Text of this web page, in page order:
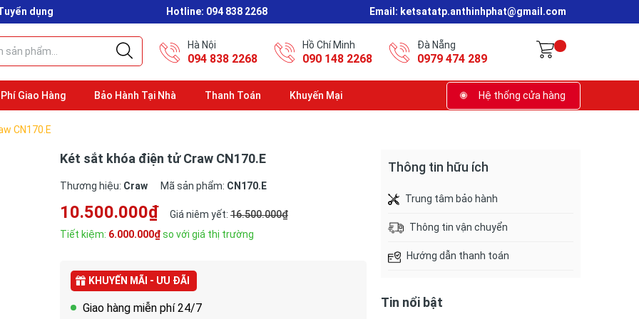
dụng Hotline: 094 838 2268 Email: ketsatatp.anthinhphat@gmail.com
Hà Nội
094 838 2268
Hồ Chí Minh
090 148 2268
Đà Nẵng
0979 474 289
Giao Hàng Bảo Hành Tại Nhà Thanh Toán Khuyến Mại Hệ thống cửa hàng
CN170.E
Két sắt khóa điện tử Craw CN170.E
Thương hiệu: Craw Mã sản phẩm: CN170.E
10.500.000₫ Giá niêm yết: 16.500.000₫
Tiết kiệm: 6.000.000₫so với giá thị trường
KHUYẾN MÃI - ƯU ĐÃI
Giao hàng miễn phí 24/7
Thông tin hữu ích
Trung tâm bảo hành
Thông tin vận chuyển
Hướng dẫn thanh toán
Tin nổi bật